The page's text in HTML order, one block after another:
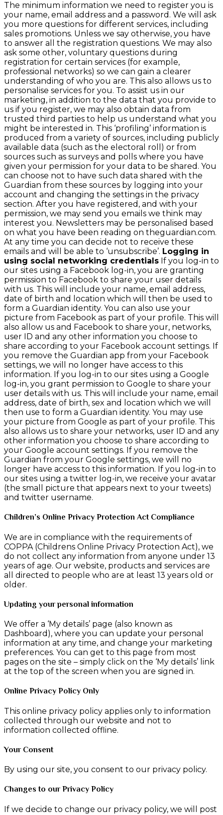
The minimum information we need to register you is
your name, email address and a password. We will ask
you more questions for different services, including
sales promotions. Unless we say otherwise, you have
to answer all the registration questions. We may also
ask some other, voluntary questions during
registration for certain services (for example,
professional networks) so we can gain a clearer
understanding of who you are. This also allows us to
personalise services for you. To assist us in our
marketing, in addition to the data that you provide to
us if you register, we may also obtain data from
trusted third parties to help us understand what you
might be interested in. This ‘profiling’ information is
produced from a variety of sources, including publicly
available data (such as the electoral roll) or from
sources such as surveys and polls where you have
given your permission for your data to be shared. You
can choose not to have such data shared with the
Guardian from these sources by logging into your
account and changing the settings in the privacy
section. After you have registered, and with your
permission, we may send you emails we think may
interest you. Newsletters may be personalised based
on what you have been reading on theguardian.com.
At any time you can decide not to receive these
emails and will be able to ‘unsubscribe’. Logging in
using social networking credentials If you log-in to
our sites using a Facebook log-in, you are granting
permission to Facebook to share your user details
with us. This will include your name, email address,
date of birth and location which will then be used to
form a Guardian identity. You can also use your
picture from Facebook as part of your profile. This will
also allow us and Facebook to share your, networks,
user ID and any other information you choose to
share according to your Facebook account settings. If
you remove the Guardian app from your Facebook
settings, we will no longer have access to this
information. If you log-in to our sites using a Google
log-in, you grant permission to Google to share your
user details with us. This will include your name, email
address, date of birth, sex and location which we will
then use to form a Guardian identity. You may use
your picture from Google as part of your profile. This
also allows us to share your networks, user ID and any
other information you choose to share according to
your Google account settings. If you remove the
Guardian from your Google settings, we will no
longer have access to this information. If you log-in to
our sites using a twitter log-in, we receive your avatar
(the small picture that appears next to your tweets)
and twitter username.
Children’s Online Privacy Protection Act Compliance
We are in compliance with the requirements of
COPPA (Childrens Online Privacy Protection Act), we
do not collect any information from anyone under 13
years of age. Our website, products and services are
all directed to people who are at least 13 years old or
older.
Updating your personal information
We offer a ‘My details’ page (also known as
Dashboard), where you can update your personal
information at any time, and change your marketing
preferences. You can get to this page from most
pages on the site – simply click on the ‘My details’ link
at the top of the screen when you are signed in.
Online Privacy Policy Only
This online privacy policy applies only to information
collected through our website and not to
information collected offline.
Your Consent
By using our site, you consent to our privacy policy.
Changes to our Privacy Policy
If we decide to change our privacy policy, we will post